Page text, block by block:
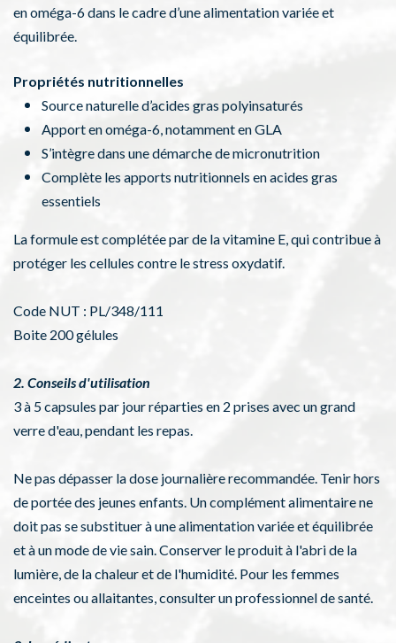
en oméga-6 dans le cadre d’une alimentation variée et
équilibrée.
Propriétés nutritionnelles
Source naturelle d’acides gras polyinsaturés
Apport en oméga-6, notamment en GLA
S’intègre dans une démarche de micronutrition
Complète les apports nutritionnels en acides gras
essentiels
La formule est complétée par de la vitamine E, qui contribue à
protéger les cellules contre le stress oxydatif.
Code NUT : PL/348/111
Boite 200 gélules
2. Conseils d'utilisation
3 à 5 capsules par jour réparties en 2 prises avec un grand
verre d'eau, pendant les repas.
Ne pas dépasser la dose journalière recommandée. Tenir hors
de portée des jeunes enfants. Un complément alimentaire ne
doit pas se substituer à une alimentation variée et équilibrée
et à un mode de vie sain. Conserver le produit à l'abri de la
lumière, de la chaleur et de l'humidité. Pour les femmes
enceintes ou allaitantes, consulter un professionnel de santé.